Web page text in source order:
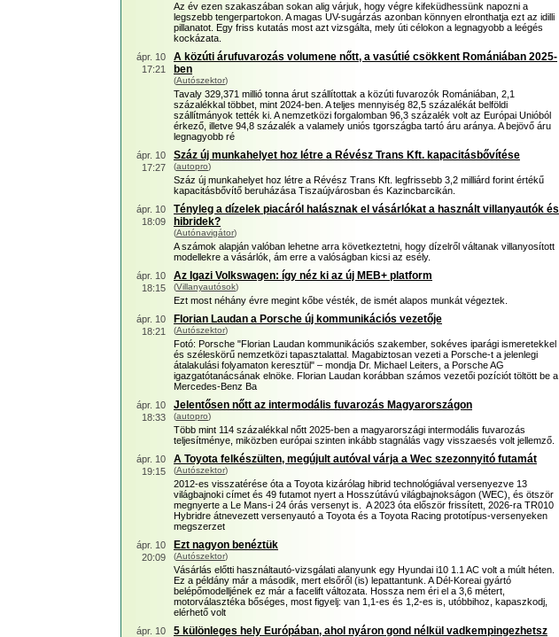
Az év ezen szakaszában sokan alig várjuk, hogy végre kifeküdhessünk napozni a
legszebb tengerpartokon. A magas UV-sugárzás azonban könnyen elronthatja ezt az idilli
pillanatot. Egy friss kutatás most azt vizsgálta, mely úti célokon a legnagyobb a leégés
kockázata.
ápr. 10
17:21
A közúti árufuvarozás volumene nőtt, a vasútié csökkent Romániában 2025-
ben
(Autószektor)
Tavaly 329,371 millió tonna árut szállítottak a közúti fuvarozók Romániában, 2,1
százalékkal többet, mint 2024-ben. A teljes mennyiség 82,5 százalékát belföldi
szállítmányok tették ki. A nemzetközi forgalomban 96,3 százalék volt az Európai Unióból
érkező, illetve 94,8 százalék a valamely uniós tgországba tartó áru aránya. A bejövő áru
legnagyobb ré
ápr. 10
17:27
Száz új munkahelyet hoz létre a Révész Trans Kft. kapacitásbővítése
(autopro)
Száz új munkahelyet hoz létre a Révész Trans Kft. legfrissebb 3,2 milliárd forint értékű
kapacitásbővítő beruházása Tiszaújvárosban és Kazincbarcikán.
ápr. 10
18:09
Tényleg a dízelek piacáról halásznak el vásárlókat a használt villanyautók és
hibridek?
(Autónavigátor)
A számok alapján valóban lehetne arra következtetni, hogy dízelről váltanak villanyosított
modellekre a vásárlók, ám erre a valóságban kicsi az esély.
ápr. 10
18:15
Az Igazi Volkswagen: így néz ki az új MEB+ platform
(Villanyautósok)
Ezt most néhány évre megint kőbe vésték, de ismét alapos munkát végeztek.
ápr. 10
18:21
Florian Laudan a Porsche új kommunikációs vezetője
(Autószektor)
Fotó: Porsche "Florian Laudan kommunikációs szakember, sokéves iparági ismeretekkel
és széleskörű nemzetközi tapasztalattal. Magabiztosan vezeti a Porsche-t a jelenlegi
átalakulási folyamaton keresztül" – mondja Dr. Michael Leiters, a Porsche AG
igazgatótanácsának elnöke. Florian Laudan korábban számos vezetői pozíciót töltött be a
Mercedes-Benz Ba
ápr. 10
18:33
Jelentősen nőtt az intermodális fuvarozás Magyarországon
(autopro)
Több mint 114 százalékkal nőtt 2025-ben a magyarországi intermodális fuvarozás
teljesítménye, miközben európai szinten inkább stagnálás vagy visszaesés volt jellemző.
ápr. 10
19:15
A Toyota felkészülten, megújult autóval várja a Wec szezonnyitó futamát
(Autószektor)
2012-es visszatérése óta a Toyota kizárólag hibrid technológiával versenyezve 13
világbajnoki címet és 49 futamot nyert a Hosszútávú világbajnokságon (WEC), és ötször
megnyerte a Le Mans-i 24 órás versenyt is. A 2023 óta először frissített, 2026-ra TR010
Hybridre átnevezett versenyautó a Toyota és a Toyota Racing prototípus-versenyeken
megszerzet
ápr. 10
20:09
Ezt nagyon benéztük
(Autószektor)
Vásárlás előtti használtautó-vizsgálati alanyunk egy Hyundai i10 1.1 AC volt a múlt héten.
Ez a példány már a második, mert elsőről (is) lepattantunk. A Dél-Koreai gyártó
belépőmodelljének ez már a facelift változata. Hossza nem éri el a 3,6 métert,
motorválasztéka bőséges, most figyelj: van 1,1-es és 1,2-es is, utóbbihoz, kapaszkodj,
elérhető volt
ápr. 10
5 különleges hely Európában, ahol nyáron gond nélkül vadkempingezhetsz